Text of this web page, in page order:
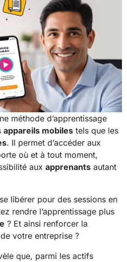
méthode d’apprentissage
appareils mobiles tels que les
. Il permet d’accéder aux
où et à tout moment,
aux apprenants autant
libérer pour des sessions en
rendre l’apprentissage plus
? Et ainsi renforcer la
de votre entreprise ?
que, parmi les actifs